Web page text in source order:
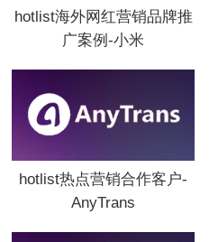
hotlist海外网红营销品牌推
广案例-小米
hotlist热点营销合作客户-
AnyTrans